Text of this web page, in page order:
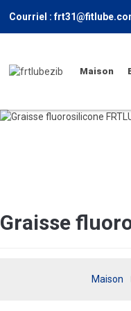
Courriel :
Maison
Graisse
Maison